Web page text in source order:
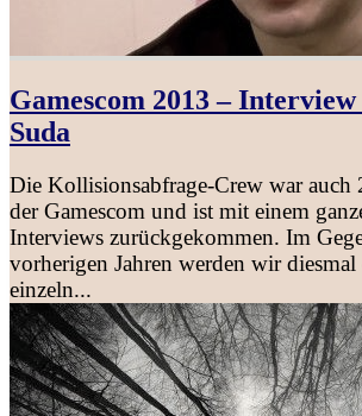
Gamescom 2013 –
Suda
Die Kollisionsabfrage-Crew war auch
der Gamescom und ist mit einem
Interviews zurückgekommen. Im
vorherigen Jahren werden wir diesmal
einzeln...